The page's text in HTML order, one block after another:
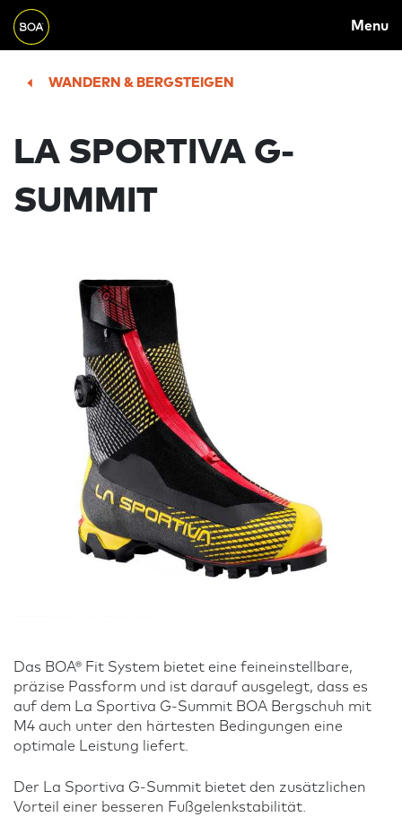
Skip to main content
NAVIGATION
Menu
Begin main content
WANDERN & BERGSTEIGEN
LA SPORTIVA G-
SUMMIT
Das BOA® Fit System bietet eine feineinstellbare,
präzise Passform und ist darauf ausgelegt, dass es
auf dem La Sportiva G-Summit BOA Bergschuh mit
M4 auch unter den härtesten Bedingungen eine
optimale Leistung liefert.
Der La Sportiva G-Summit bietet den zusätzlichen
Vorteil einer besseren Fußgelenkstabilität.